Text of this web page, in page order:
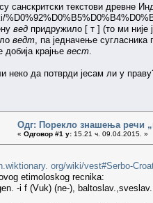
су санскритски текстови древне
вед придружило [ т ] (то ми није
ведт , па једначење
добија крајње вест
неко да потврди јесам ли у
Одг: Порекло знашења речи
« Одговор #1 у: 15.21 ч. 09.04.2015. »
org/wiki/vest#Serbo-
etimoloskog recnika:
-i f (Vuk) (ne-),